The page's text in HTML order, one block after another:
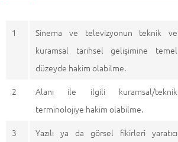
1
Sinema ve televizyonun teknik ve
kuramsal tarihsel gelişimine temel
düzeyde hakim olabilme.
2
Alanı ile ilgili kuramsal/teknik
terminolojiye hakim olabilme.
3
Yazılı ya da görsel fikirleri yaratıcı